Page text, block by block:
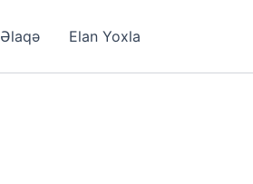
Əlaqə Elan Yoxla